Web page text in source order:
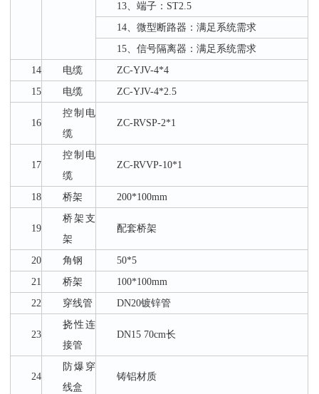
13、端子：ST2.5
14、微型断路器：满足系统需求
15、信号隔离器：满足系统需求
14
电缆
ZC-YJV-4*4
15
电缆 ZC-YJV-4*2.5
16
控制电
缆
ZC-RVSP-2*1
17
控制电
缆
ZC-RVVP-10*1
18 桥架 200*100mm
19
桥架支
架
配套桥架
20 角钢
50*5
21
桥架
100*100mm
22
穿线管 DN20镀锌管
23
挠性连
接管
DN15 70cm长
24
防爆穿
线盒
铸铝材质